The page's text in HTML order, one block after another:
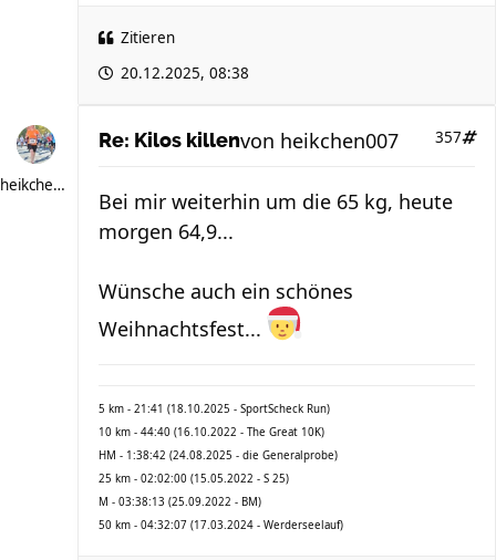
Zitieren
20.12.2025, 08:38
heikchen007
Re: Kilos killen 357
von heikchen007
Bei mir weiterhin um die 65 kg, heute
morgen 64,9...
Wünsche auch ein schönes
Weihnachtsfest...
5 km - 21:41 (18.10.2025 - SportScheck Run)
10 km - 44:40 (16.10.2022 - The Great 10K)
HM - 1:38:42 (24.08.2025 - die Generalprobe)
25 km - 02:02:00 (15.05.2022 - S 25)
M - 03:38:13 (25.09.2022 - BM)
50 km - 04:32:07 (17.03.2024 - Werderseelauf)